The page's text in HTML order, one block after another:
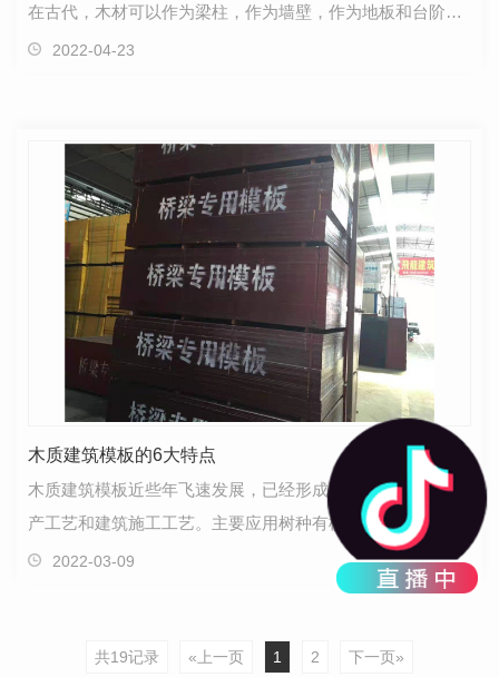
在古代，木材可以作为梁柱，作为墙壁，作为地板和台阶。
在现代社会，木材依然是受大家欢迎的装潢材料。大部…
2022-04-23
木质建筑模板的6大特点
木质建筑模板近些年飞速发展，已经形成了一整套成熟的生
产工艺和建筑施工工艺。主要应用树种有桉木、杨木等，木
质建筑模板的采用也是越来越广泛，从圆柱模板、方柱…
2022-03-09
共19记录 «上一页 1 2 下一页»